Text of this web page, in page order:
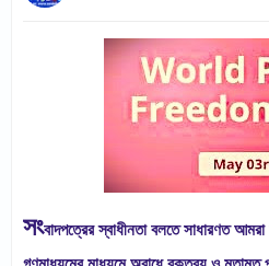
সংবাদপত্রের স্বাধীনতা বলতে সাধারণত